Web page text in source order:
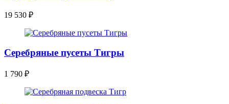
19 530 ₽
Серебряные пусеты Тигры
1 790 ₽